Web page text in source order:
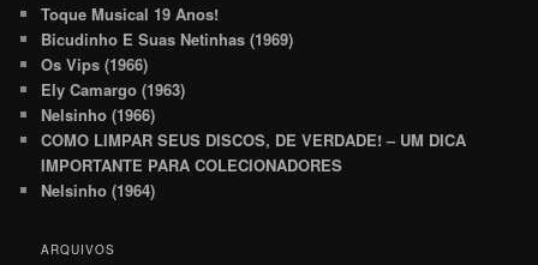
Toque Musical 19 Anos!
Bicudinho E Suas Netinhas (1969)
Os Vips (1966)
Ely Camargo (1963)
Nelsinho (1966)
COMO LIMPAR SEUS DISCOS, DE VERDADE! – UM DICA
IMPORTANTE PARA COLECIONADORES
Nelsinho (1964)
ARQUIVOS